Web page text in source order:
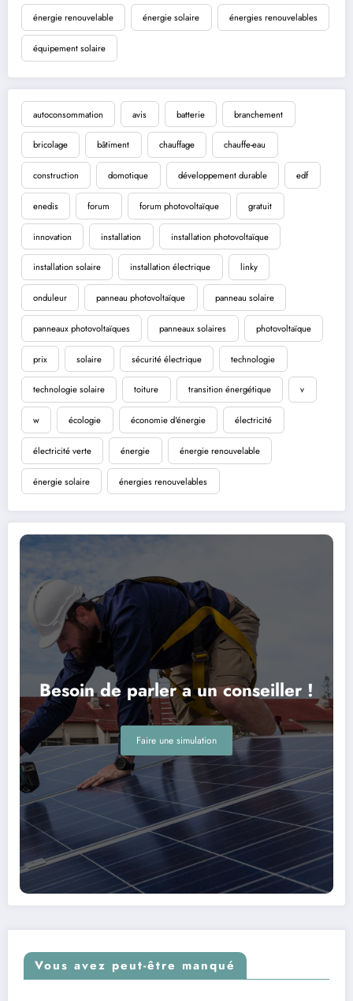
énergie renouvelable énergie solaire énergies renouvelables
équipement solaire
autoconsommation avis batterie branchement
bricolage bâtiment chauffage chauffe-eau
construction domotique développement durable edf
enedis forum forum photovoltaïque gratuit
innovation installation installation photovoltaïque
installation solaire installation électrique linky
onduleur panneau photovoltaïque panneau solaire
panneaux photovoltaïques panneaux solaires photovoltaïque
prix solaire sécurité électrique technologie
technologie solaire toiture transition énergétique v
w écologie économie d'énergie électricité
électricité verte énergie énergie renouvelable
énergie solaire énergies renouvelables
Besoin de parler a un conseiller !
Faire une simulation
Vous avez peut-être manqué